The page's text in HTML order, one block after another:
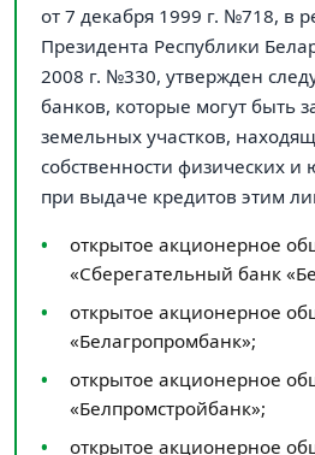
от 7 декабря 1999 г. №718, в
Президента Республики
2008 г. №330, утвержден
банков, которые могут быть
земельных участков,
собственности физических
при выдаче кредитов этим
открытое акционерное
«Сберегательный банк
открытое акционерное
«Белагропромбанк»;
открытое акционерное
«Белпромстройбанк»;
открытое акционерное